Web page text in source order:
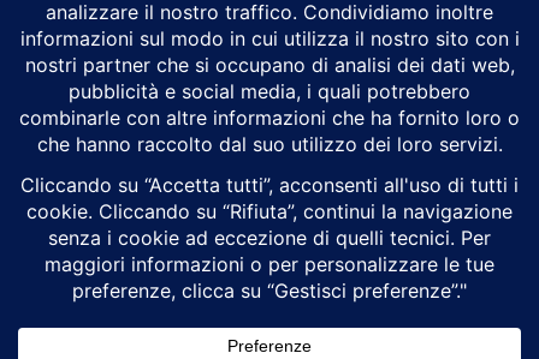
Alground fa parte del Gruppo Trizio
SEGUICI
Alground - Testata di Art Consulting - P.iva 02701880995 - Genova -